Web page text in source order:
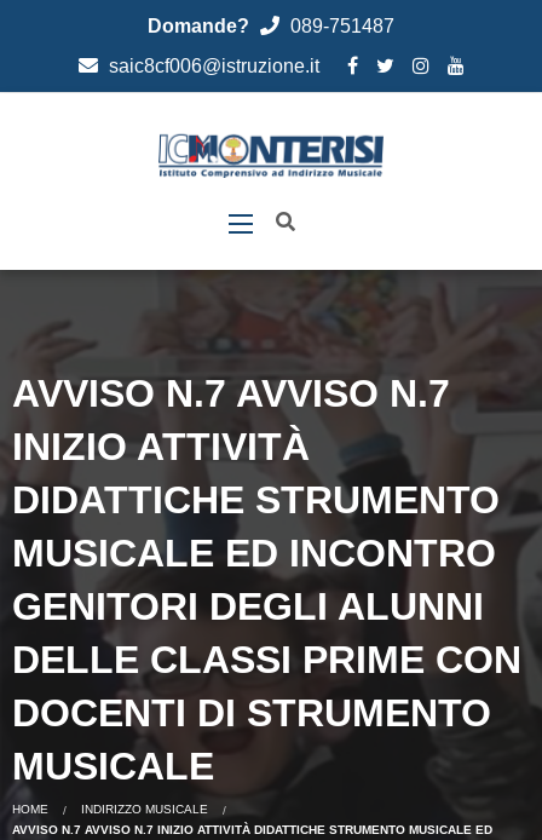
Domande?
089-751487
saic8cf006@istruzione.it
AVVISO N.7 AVVISO N.7
INIZIO ATTIVITÀ
DIDATTICHE STRUMENTO
MUSICALE ED INCONTRO
GENITORI DEGLI ALUNNI
DELLE CLASSI PRIME CON
DOCENTI DI STRUMENTO
MUSICALE
HOME
INDIRIZZO MUSICALE
AVVISO N.7 AVVISO N.7 INIZIO ATTIVITÀ DIDATTICHE STRUMENTO MUSICALE ED